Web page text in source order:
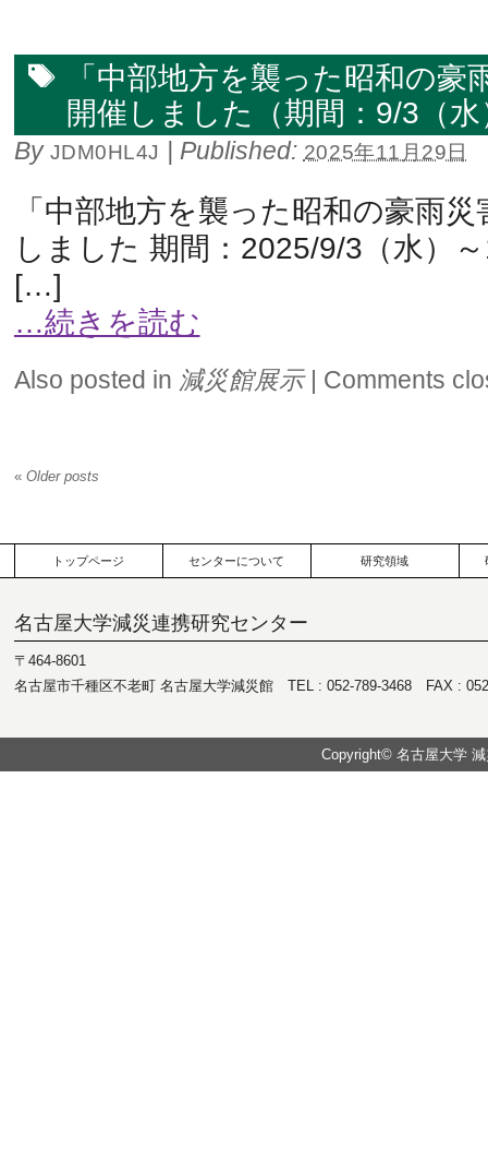
「中部地方を襲った昭和の豪
開催しました（期間：9/3（
By JDM0HL4J | Published: 2025年11月29日
「中部地方を襲った昭和の豪雨
しました 期間：2025/9/3（水）
[…]
…続きを読む
Also posted in 減災館展示 | Comments
«Older posts
トップページ センターについて 研究領域
名古屋大学減災連携研究センター
〒464-8601
名古屋市千種区不老町 名古屋大学減災館 TEL : 052-789-3468 FAX :
Copyright© 名古屋大学